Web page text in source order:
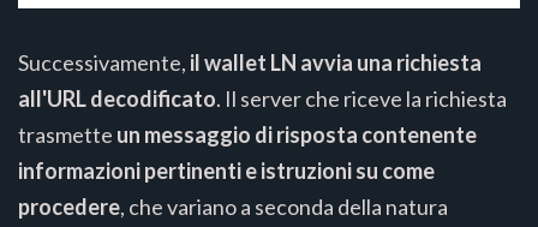
Successivamente, il wallet LN avvia una richiesta
all'URL decodificato. Il server che riceve la richiesta
trasmette un messaggio di risposta contenente
informazioni pertinenti e istruzioni su come
procedere, che variano a seconda della natura